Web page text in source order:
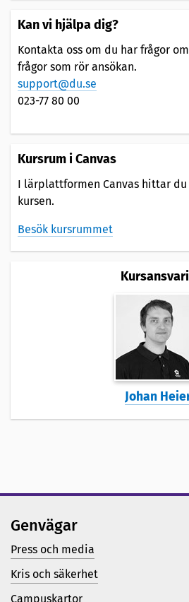
Kan vi hjälpa dig?
Kontakta oss om du har frågor
frågor som rör ansökan.
support@du.se
023-77 80 00
Kursrum i Canvas
I lärplattformen Canvas hittar
kursen.
Besök kursrummet
Johan
Genvägar
Press och media
Kris och säkerhet
Campuskartor